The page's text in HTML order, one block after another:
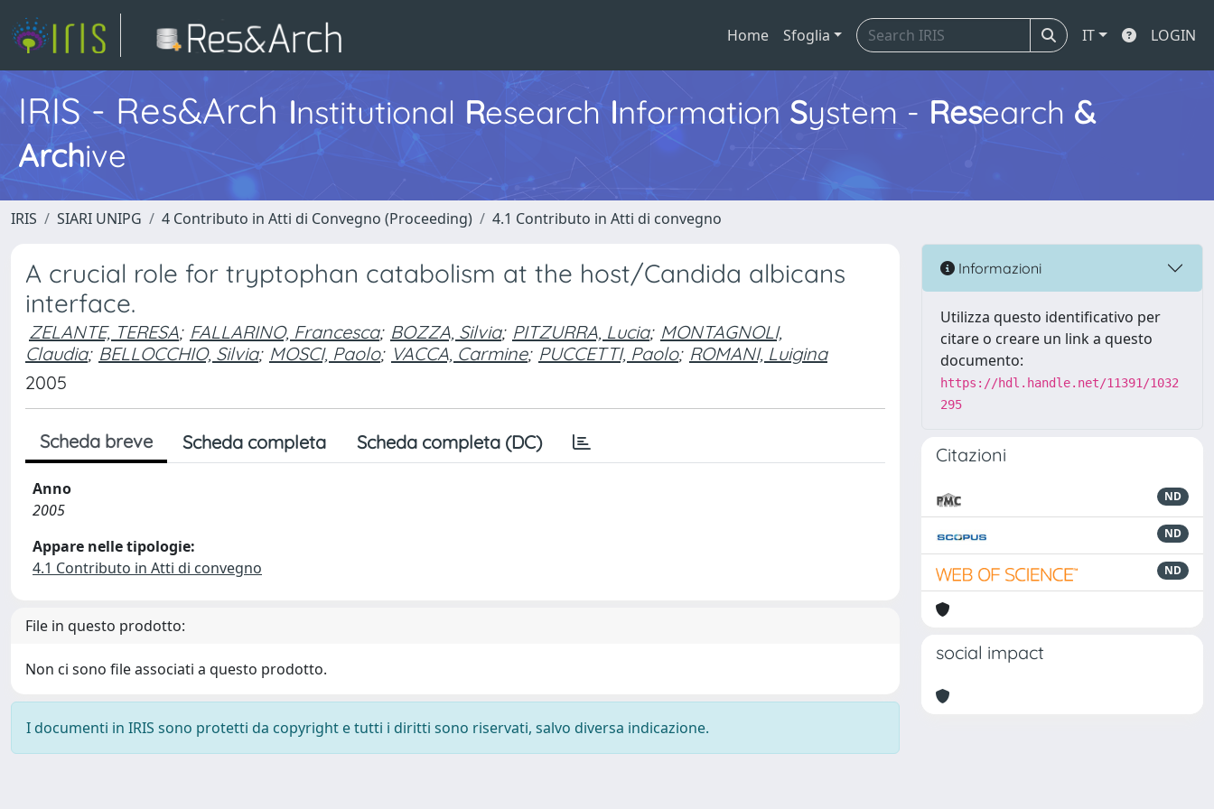
Home Sfoglia IT LOGIN
IRIS - Res&Arch Institutional Research Information System - Research &
Archive
IRIS SIARI UNIPG 4 Contributo in Atti di Convegno (Proceeding) 4.1 Contributo in Atti di convegno
A crucial role for tryptophan catabolism at the host/Candida albicans
interface.
ZELANTE, TERESA; FALLARINO, Francesca; BOZZA, Silvia; PITZURRA, Lucia; MONTAGNOLI,
Claudia; BELLOCCHIO, Silvia; MOSCI, Paolo; VACCA, Carmine; PUCCETTI, Paolo; ROMANI, Luigina
2005
Scheda breve Scheda completa Scheda completa (DC)
Anno
2005
Appare nelle tipologie:
4.1 Contributo in Atti di convegno
File in questo prodotto:
Non ci sono file associati a questo prodotto.
I documenti in IRIS sono protetti da copyright e tutti i diritti sono riservati, salvo diversa indicazione.
Informazioni
Utilizza questo identificativo per
citare o creare un link a questo
documento:
https://hdl.handle.net/11391/1032
295
Citazioni
ND
ND
ND
social impact